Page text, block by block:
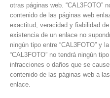
otras páginas web. “CAL3FOTO”
contenido de las páginas web
exactitud, veracidad y fiabilidad
existencia de un enlace no
ningún tipo entre “CAL3FOTO” y
“CAL3FOTO” no tendrá ningún
infracciones o daños que se
contenido de las páginas web a
enlace.